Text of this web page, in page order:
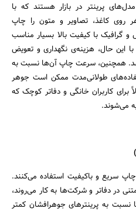
پرینتر در بازار هستند که با
روی کاغذ، تصاویر و متون را چاپ
گرافیک با کیفیت بالا بسیار مناسب
این حال، هزینه‌ی نگهداری و تعویض
همچنین، سرعت چاپ آن‌ها نسبت به
طولانی‌مدت ممکن است جوهر
کاربران خانگی و دفاتر کوچک که
می‌شوند.
چاپ سریع و باکیفیت استفاده می‌کنند.
در دفاتر و شرکت‌ها به کار می‌روند،
به پرینترهای جوهرافشان کمتر